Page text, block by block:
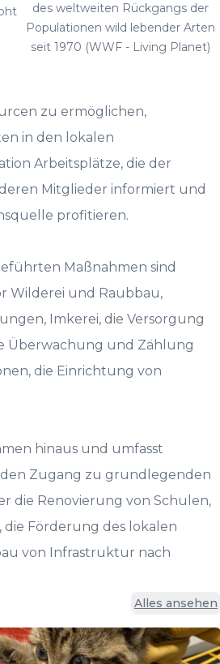
des weltweiten Rückgangs der
Populationen wild lebender Arten
seit 1970 (WWF - Living Planet)
zu ermöglichen,
in den lokalen
Arbeitsplätze, die der
Mitglieder informiert und
profitieren.
Maßnahmen sind
Wilderei und Raubbau,
Imkerei, die Versorgung
Überwachung und Zählung
die Einrichtung von
hinaus und umfasst
Zugang zu grundlegenden
die Renovierung von Schulen,
Förderung des lokalen
von Infrastruktur nach
Alles ansehen